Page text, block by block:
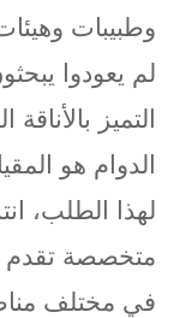
وطبيبات
لم يعودوا
التميز
الدوام هو
لهذا الطلب،
متخصصة تقدم
في مختلف